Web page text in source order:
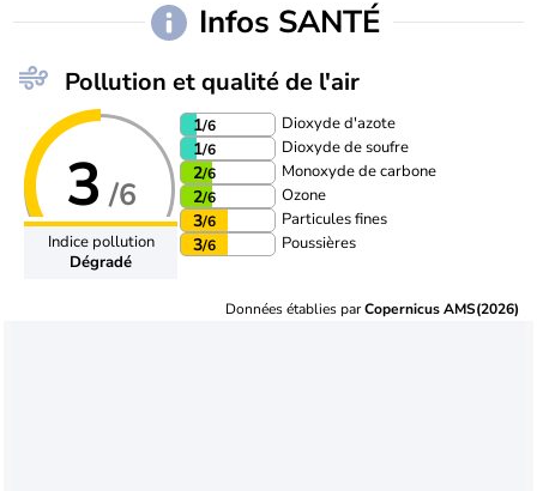
Infos SANTÉ
Pollution et qualité de l'air
3 /6
Indice pollution
Dégradé
1/6 Dioxyde d'azote
1/6 Dioxyde de soufre
2/6 Monoxyde de carbone
2/6 Ozone
3/6 Particules fines
3/6 Poussières
Données établies parCopernicus AMS(2026)